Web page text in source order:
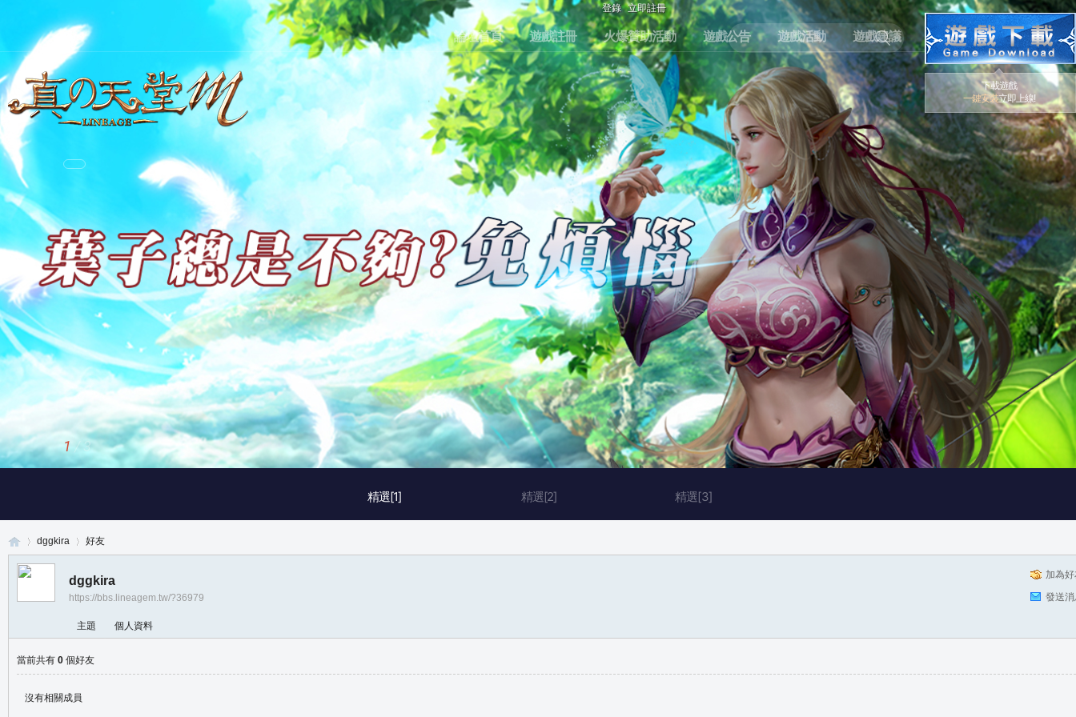
登錄 立即註冊
論壇首頁 遊戲註冊 火爆贊助活動 遊戲公告 遊戲活動 遊戲建議
下載遊戲
一鍵安裝立即上線!
精選[1] 精選[2] 精選[3]
1 / 3
dggkira 好友
加為
發送
dggkira
https://bbs.lineagem.tw/?36979
主題 個人資料
當前共有 0 個好友
沒有相關成員